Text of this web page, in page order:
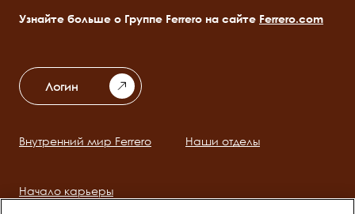
Узнайте больше о Группе Ferrero на сайте Ferrero.com
Логин
Main
Внутренний мир Ferrero Наши отделы
Начало карьеры